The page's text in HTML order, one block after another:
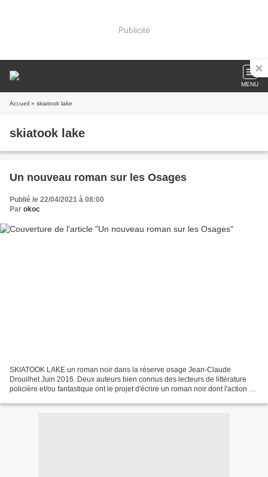
Publicité
MENU
Accueil » skiatook lake
skiatook lake
Un nouveau roman sur les Osages
Publié le 22/04/2021 à 08:00
Par okoc
SKIATOOK LAKE un roman noir dans la réserve osage Jean-Claude
Drouilhet Juin 2016. Deux auteurs bien connus des lecteurs de littérature
policière et/ou fantastique ont le projet d'écrire un roman noir dont l'action se